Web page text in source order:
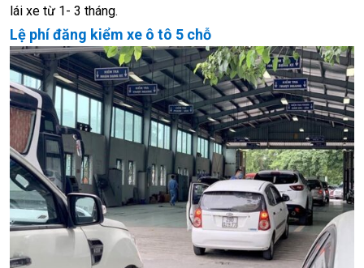
lái xe từ 1- 3 tháng.
Lệ phí đăng kiểm xe ô tô 5 chỗ